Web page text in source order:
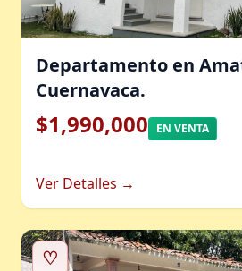
Departamento en
Cuernavaca.
$1,990,000 EN VENTA
Ver Detalles →
♡